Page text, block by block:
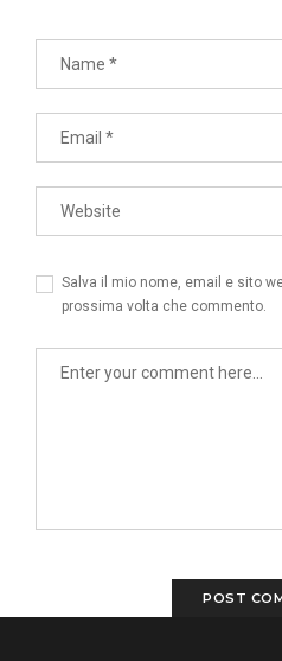
Salva il mio nome, email e sito
prossima volta che commento.